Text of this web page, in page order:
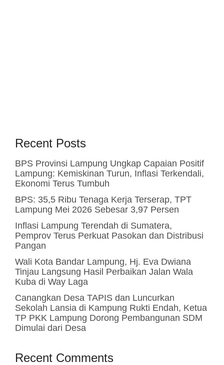
Recent Posts
BPS Provinsi Lampung Ungkap Capaian Positif
Lampung: Kemiskinan Turun, Inflasi Terkendali,
Ekonomi Terus Tumbuh
BPS: 35,5 Ribu Tenaga Kerja Terserap, TPT
Lampung Mei 2026 Sebesar 3,97 Persen
Inflasi Lampung Terendah di Sumatera,
Pemprov Terus Perkuat Pasokan dan Distribusi
Pangan
Wali Kota Bandar Lampung, Hj. Eva Dwiana
Tinjau Langsung Hasil Perbaikan Jalan Wala
Kuba di Way Laga
Canangkan Desa TAPIS dan Luncurkan
Sekolah Lansia di Kampung Rukti Endah, Ketua
TP PKK Lampung Dorong Pembangunan SDM
Dimulai dari Desa
Recent Comments